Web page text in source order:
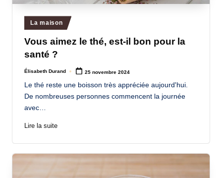
M
a
m
Posted
in
La maison
Vous aimez le thé, est-il bon pour la
santé ?
Posted
Élisabeth Durand 25 novembre 2024
Le thé reste une boisson très appréciée aujourd'hui.
De nombreuses personnes commencent la journée
avec…
Lire la suite